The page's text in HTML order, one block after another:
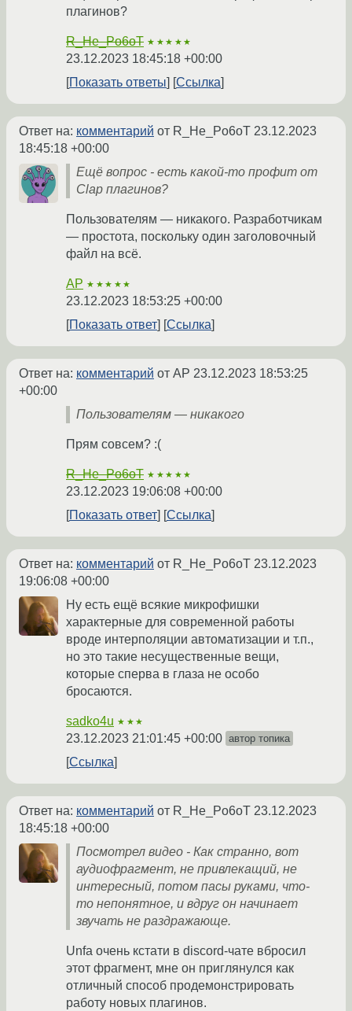
плагинов?
R_He_Po6oT ★★★★★
23.12.2023 18:45:18 +00:00
Показать ответы
Ссылка
Ответ на: комментарий от R_He_Po6oT 23.12.2023
18:45:18 +00:00
Ещё вопрос - есть какой-то профит от
Clap плагинов?
Пользователям — никакого. Разработчикам
— простота, поскольку один заголовочный
файл на всё.
AP ★★★★★
23.12.2023 18:53:25 +00:00
Показать ответ
Ссылка
Ответ на: комментарий от AP 23.12.2023 18:53:25
+00:00
Пользователям — никакого
Прям совсем? :(
R_He_Po6oT ★★★★★
23.12.2023 19:06:08 +00:00
Показать ответ
Ссылка
Ответ на: комментарий от R_He_Po6oT 23.12.2023
19:06:08 +00:00
Ну есть ещё всякие микрофишки
характерные для современной работы
вроде интерполяции автоматизации и т.п.,
но это такие несущественные вещи,
которые сперва в глаза не особо
бросаются.
sadko4u ★★★
23.12.2023 21:01:45 +00:00 автор топика
Ссылка
Ответ на: комментарий от R_He_Po6oT 23.12.2023
18:45:18 +00:00
Посмотрел видео - Как странно, вот
аудиофрагмент, не привлекащий, не
интересный, потом пасы руками, что-
то непонятное, и вдруг он начинает
звучать не раздражающе.
Unfa очень кстати в discord-чате вбросил
этот фрагмент, мне он приглянулся как
отличный способ продемонстрировать
работу новых плагинов.